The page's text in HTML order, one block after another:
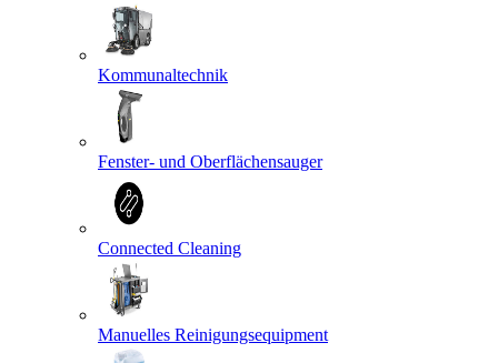
Kommunaltechnik
Fenster- und Oberflächensauger
Connected Cleaning
Manuelles Reinigungsequipment